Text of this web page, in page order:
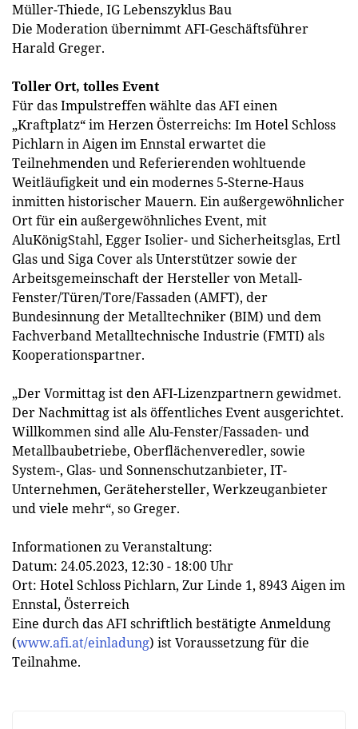
Müller-Thiede, IG Lebenszyklus Bau
Die Moderation übernimmt AFI-Geschäftsführer
Harald Greger.
Toller Ort, tolles Event
Für das Impulstreffen wählte das AFI einen
„Kraftplatz“ im Herzen Österreichs: Im Hotel Schloss
Pichlarn in Aigen im Ennstal erwartet die
Teilnehmenden und Referierenden wohltuende
Weitläufigkeit und ein modernes 5-Sterne-Haus
inmitten historischer Mauern. Ein außergewöhnlicher
Ort für ein außergewöhnliches Event, mit
AluKönigStahl, Egger Isolier- und Sicherheitsglas, Ertl
Glas und Siga Cover als Unterstützer sowie der
Arbeitsgemeinschaft der Hersteller von Metall-
Fenster/Türen/Tore/Fassaden (AMFT), der
Bundesinnung der Metalltechniker (BIM) und dem
Fachverband Metalltechnische Industrie (FMTI) als
Kooperationspartner.
„Der Vormittag ist den AFI-Lizenzpartnern gewidmet.
Der Nachmittag ist als öffentliches Event ausgerichtet.
Willkommen sind alle Alu-Fenster/Fassaden- und
Metallbaubetriebe, Oberflächenveredler, sowie
System-, Glas- und Sonnenschutzanbieter, IT-
Unternehmen, Gerätehersteller, Werkzeuganbieter
und viele mehr“, so Greger.
Informationen zu Veranstaltung:
Datum: 24.05.2023, 12:30 - 18:00 Uhr
Ort: Hotel Schloss Pichlarn, Zur Linde 1, 8943 Aigen im
Ennstal, Österreich
Eine durch das AFI schriftlich bestätigte Anmeldung
(www.afi.at/einladung) ist Voraussetzung für die
Teilnahme.